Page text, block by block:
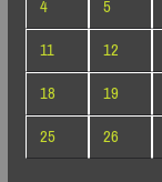
4
5
11
12
18
19
25
26